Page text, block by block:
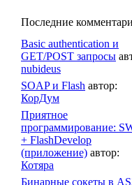
Последние
Basic authentication и
GET/POST запросы
nubideus
SOAP и Flash автор:
КорДум
Приятное
программирование:
+ FlashDevelop
(приложение) автор:
Котяра
Бинарные сокеты в